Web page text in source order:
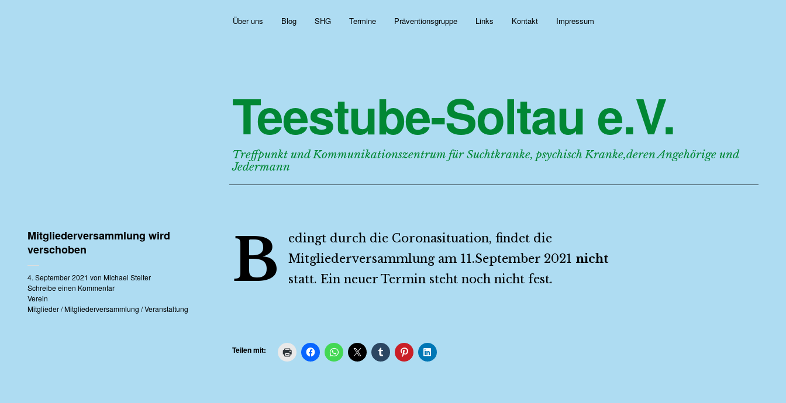
Über uns Blog SHG Termine Präventionsgruppe Links Kontakt Impressum
Teestube-Soltau e.V.
Treffpunkt und Kommunikationszentrum für Suchtkranke, psychisch Kranke,deren Angehörige und
Jedermann
Mitgliederversammlung wird
verschoben
4. September 2021 von Michael Stelter
Schreibe einen Kommentar
Verein
Mitglieder/Mitgliederversammlung /Veranstaltung
B
edingt durch die Coronasituation, findet die
Mitgliederversammlung am 11.September 2021 nicht
statt. Ein neuer Termin steht noch nicht fest.
Teilen mit: